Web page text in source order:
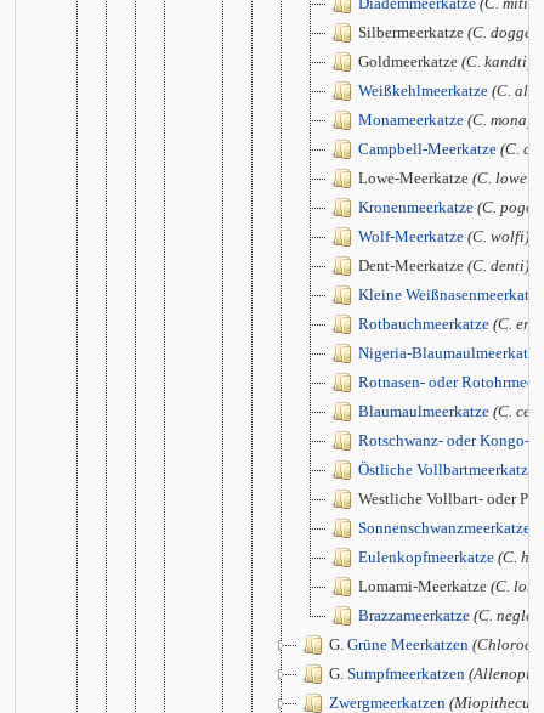
Silbermeerkatze (C.
Goldmeerkatze (C. kandti)
Weißkehlmeerkatze (C.
Monameerkatze (C. mona)
Campbell-Meerkatze (C.
Lowe-Meerkatze (C. lowei)
Kronenmeerkatze (C.
Wolf-Meerkatze (C. wolfi)
Dent-Meerkatze (C. denti)
Kleine Weißnasenmeerkatze
Rotbauchmeerkatze (C.
Nigeria-Blaumaulmeerkatze
Rotnasen- oder
Blaumaulmeerkatze (C.
Rotschwanz- oder Kongo-
Östliche Vollbartmeerkatze
Westliche Vollbart- oder
Sonnenschwanzmeerkatze
Eulenkopfmeerkatze (C.
Lomami-Meerkatze (C.
Brazzameerkatze (C.
G. Grüne Meerkatzen
G. Sumpfmeerkatzen
Zwergmeerkatzen (Miopithecus)